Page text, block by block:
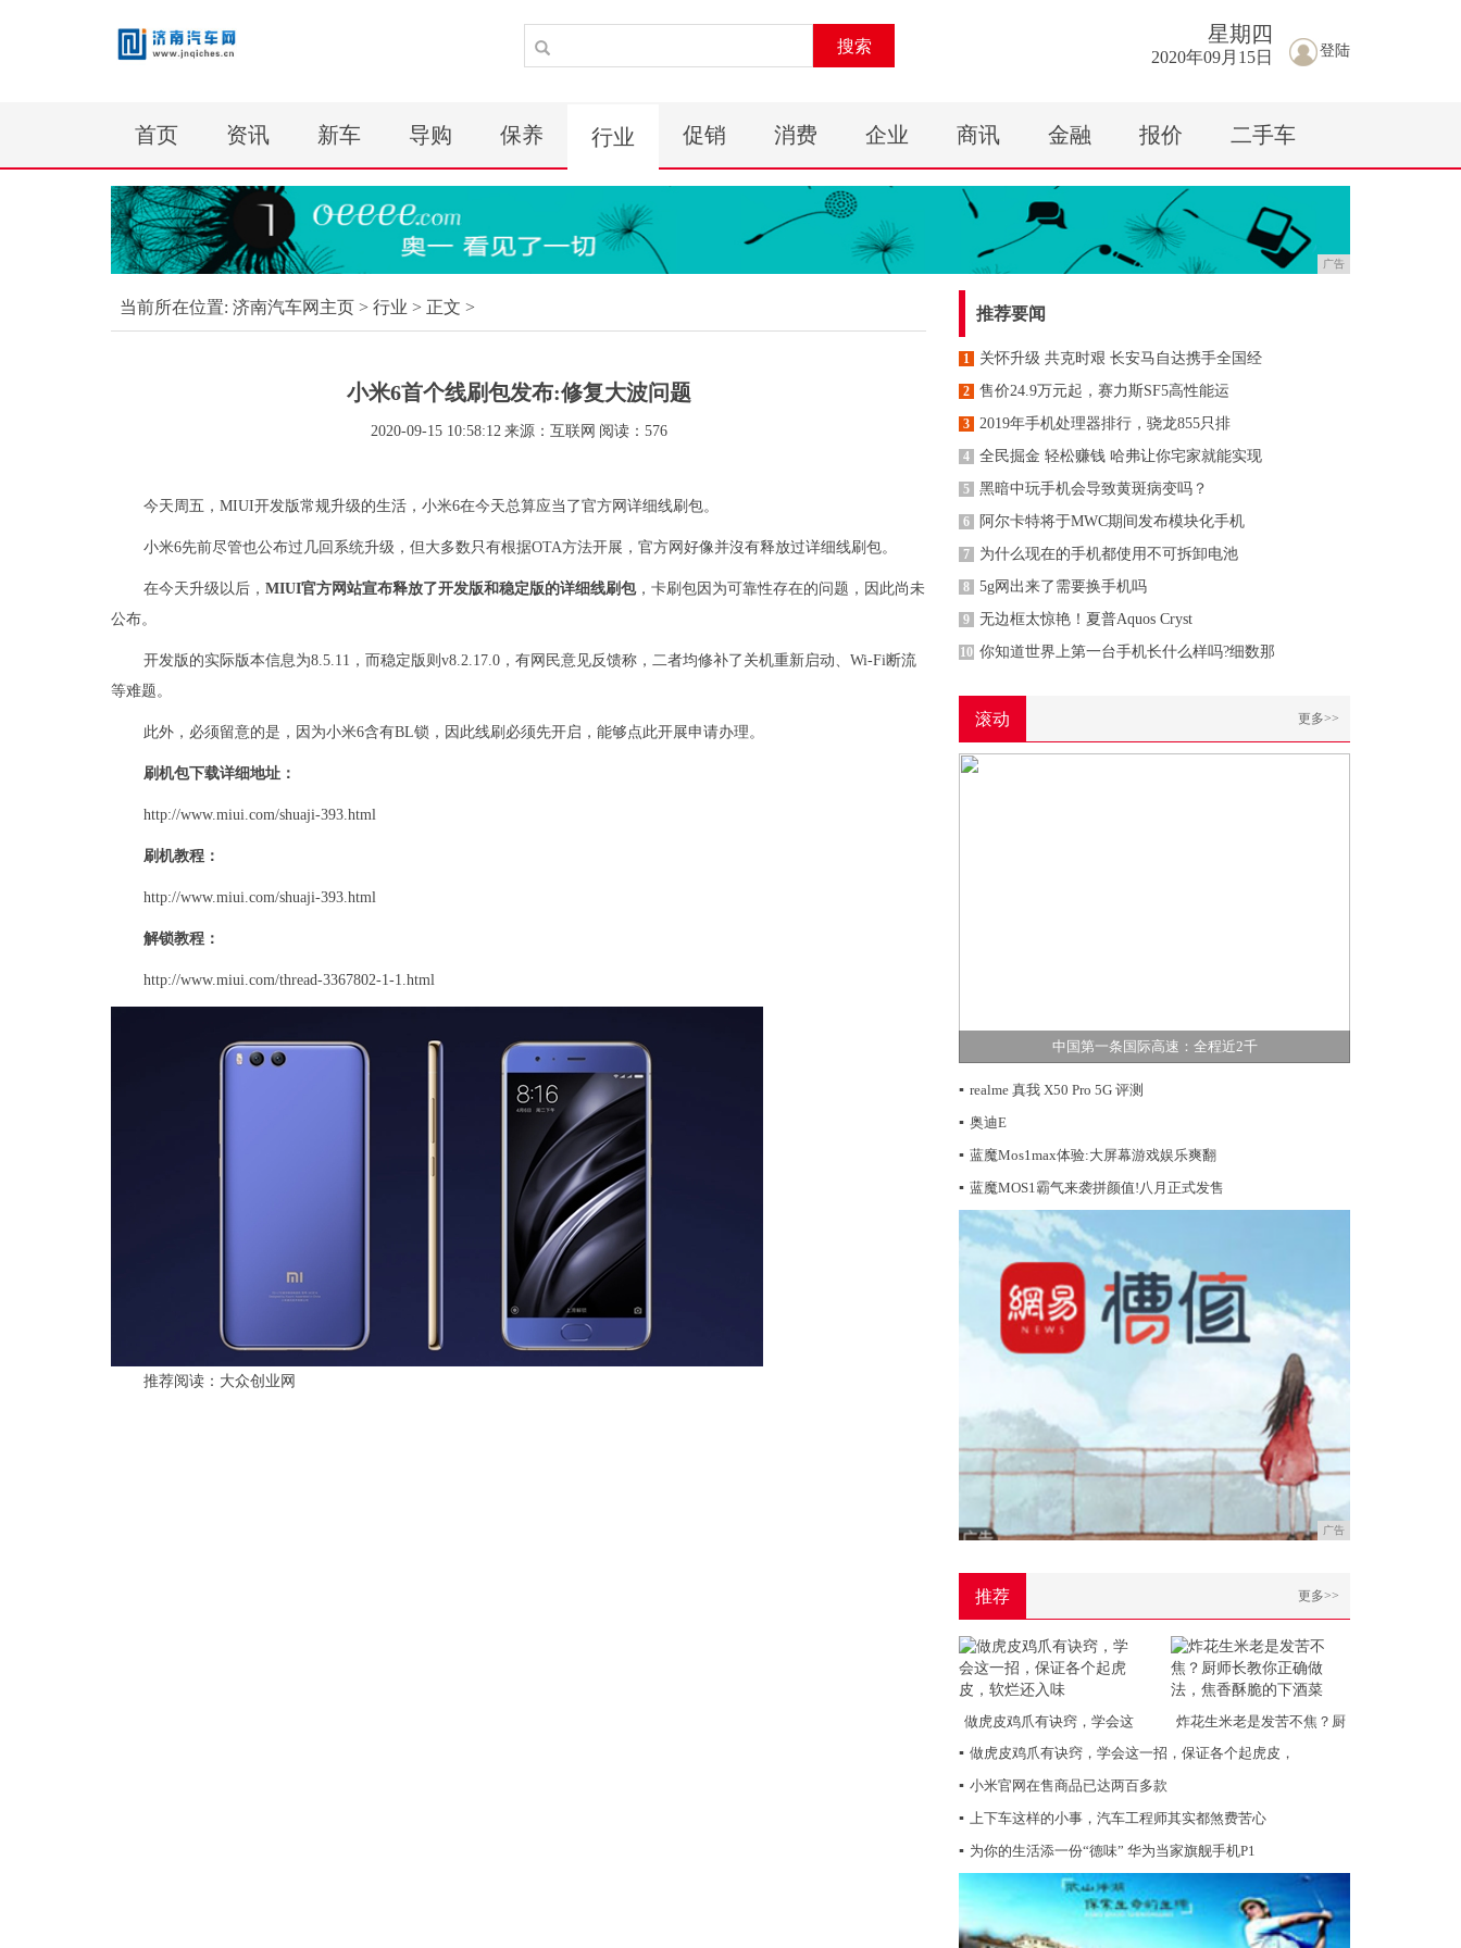
搜索 登陆
星期 四
2020年09月15日
首页 资讯 新车 导购 保养 行业 促销 消费 企业 商讯 金融 报价 二手车
广告
当前所在位置: 济南汽车网主页 > 行业 > 正文 >
小米6首个线刷包发布:修复大波问题
2020-09-15 10:58:12 来源：互联网 阅读：576
今天周五，MIUI开发版常规升级的生活，小米6在今天总算应当了官方网详细线刷包。
小米6先前尽管也公布过几回系统升级，但大多数只有根据OTA方法开展，官方网好像并沒有释放过详细线刷包。
在今天升级以后， MIUI官方网站宣布释放了开发版和稳定版的详细线刷包，卡刷包因为可靠性存在的问题，因此尚未
公布。
开发版的实际版本信息为8.5.11，而稳定版则v8.2.17.0，有网民意见反馈称，二者均修补了关机重新启动、Wi-Fi断流
等难题。
此外，必须留意的是，因为小米6含有BL锁，因此线刷必须先开启，能够点此开展申请办理。
刷机包下载详细地址：
http://www.miui.com/shuaji-393.html
刷机教程：
http://www.miui.com/shuaji-393.html
解锁教程：
http://www.miui.com/thread-3367802-1-1.html
推荐阅读： 大众创业网
推荐要闻
1 关怀升级 共克时艰 长安马自达携手全国经
2 售价24.9万元起，赛力斯SF5高性能运
3 2019年手机处理器排行，骁龙855只排
4 全民掘金 轻松赚钱 哈弗让你宅家就能实现
5 黑暗中玩手机会导致黄斑病变吗？
6 阿尔卡特将于MWC期间发布模块化手机
7 为什么现在的手机都使用不可拆卸电池
8 5g网出来了需要换手机吗
9 无边框太惊艳！夏普Aquos Cryst
10 你知道世界上第一台手机长什么样吗?细数那
滚动 更多>>
中国第一条国际高速：全程近2千
▪ realme 真我 X50 Pro 5G 评测
▪ 奥迪E
▪ 蓝魔Mos1max体验:大屏幕游戏娱乐爽翻
▪ 蓝魔MOS1霸气来袭拼颜值!八月正式发售
广告
推荐 更多>>
做虎皮鸡爪有诀窍，学会这
炸花生米老是发苦不焦？厨
▪ 做虎皮鸡爪有诀窍，学会这一招，保证各个起虎皮，
▪ 小米官网在售商品已达两百多款
▪ 上下车这样的小事，汽车工程师其实都煞费苦心
▪ 为你的生活添一份“德味” 华为当家旗舰手机P1